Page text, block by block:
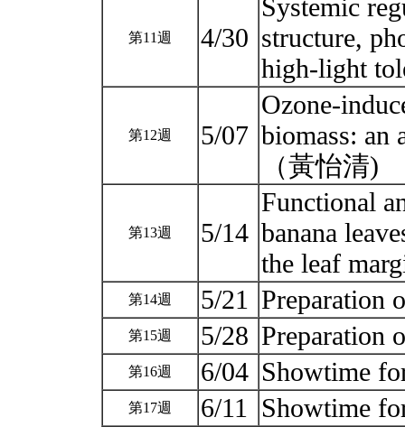
第11週 4/30
Systemic
structure,
high-light
第12週 5/07
Ozone-
biomass:
（黃怡清)
第13週 5/14
Functional
banana
the leaf
第14週 5/21 Preparation
第15週 5/28 Preparation
第16週 6/04 Showtime
第17週 6/11 Showtime